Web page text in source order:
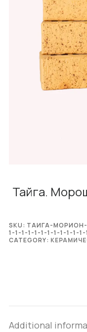
Тайга.
SKU: ТАИГА-
1-1-1-1-1-1-1-1-1-1-1-
CATEGORY:
Additional